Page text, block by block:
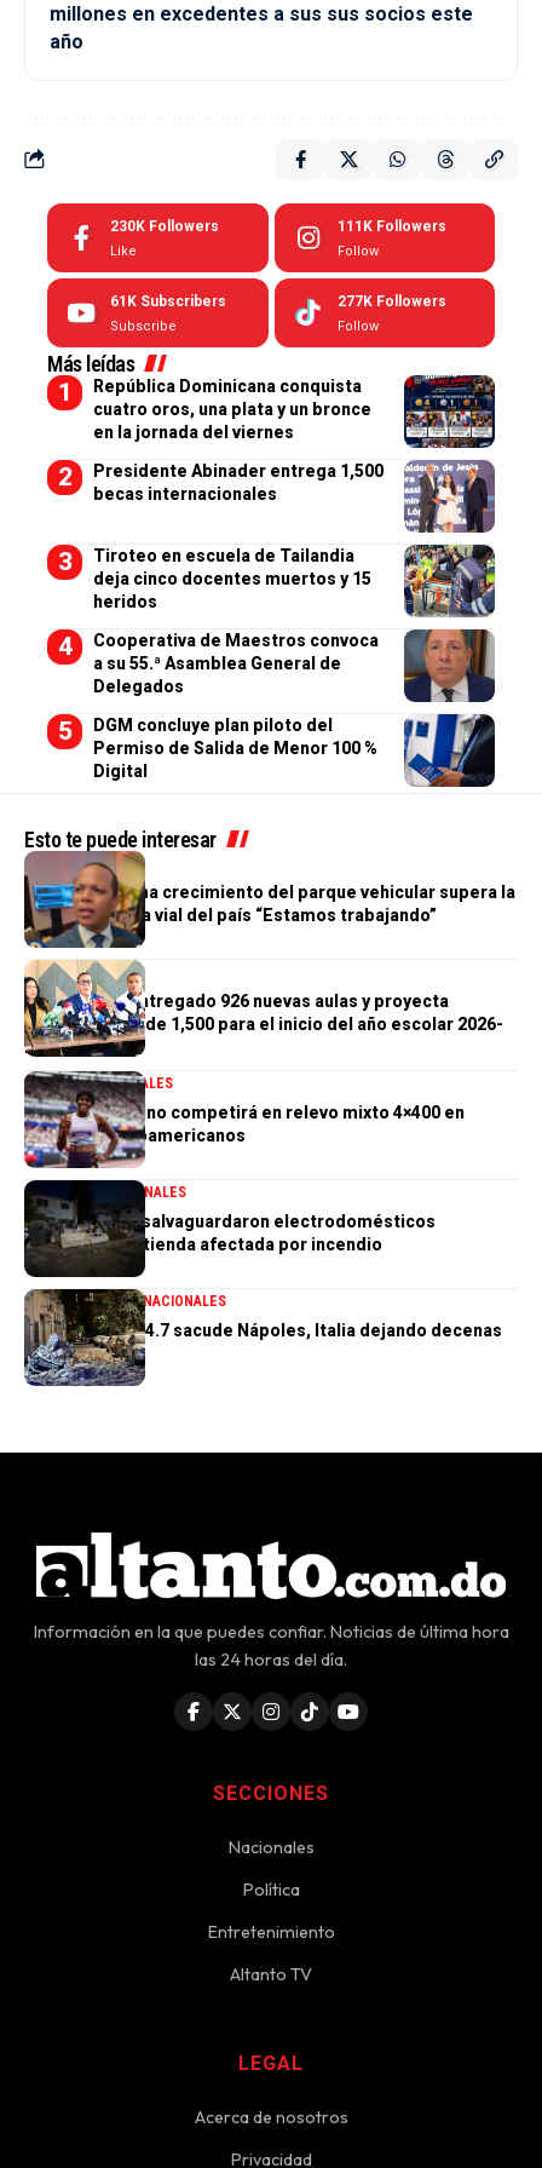
millones en excedentes a sus sus socios este
año
230K Followers
Like
111K Followers
Follow
61K Subscribers
Subscribe
277K Followers
Follow
Más leídas
República Dominicana conquista
cuatro oros, una plata y un bronce
en la jornada del viernes
Presidente Abinader entrega 1,500
becas internacionales
Tiroteo en escuela de Tailandia
deja cinco docentes muertos y 15
heridos
Cooperativa de Maestros convoca
a su 55.ª Asamblea General de
Delegados
DGM concluye plan piloto del
Permiso de Salida de Menor 100 %
Digital
Esto te puede interesar
GENERALES
Morrison afirma crecimiento del parque vehicular supera la
infraestructura vial del país “Estamos trabajando”
GENERALES
Gobierno ha entregado 926 nuevas aulas y proyecta
alcanzar meta de 1,500 para el inicio del año escolar 2026-
2027
DEPORTESGENERALES
Marileidy Paulino competirá en relevo mixto 4×400 en
Juegos Centroamericanos
GENERALES NACIONALES
PN aclara que salvaguardaron electrodomésticos
sustraídos de tienda afectada por incendio
GENERALESINTERNACIONALES
Terremoto de 4.7 sacude Nápoles, Italia dejando decenas
de heridos
Información en la que puedes confiar. Noticias de última hora
las 24 horas del día.
SECCIONES
Nacionales
Política
Entretenimiento
Altanto TV
LEGAL
Acerca de nosotros
Privacidad